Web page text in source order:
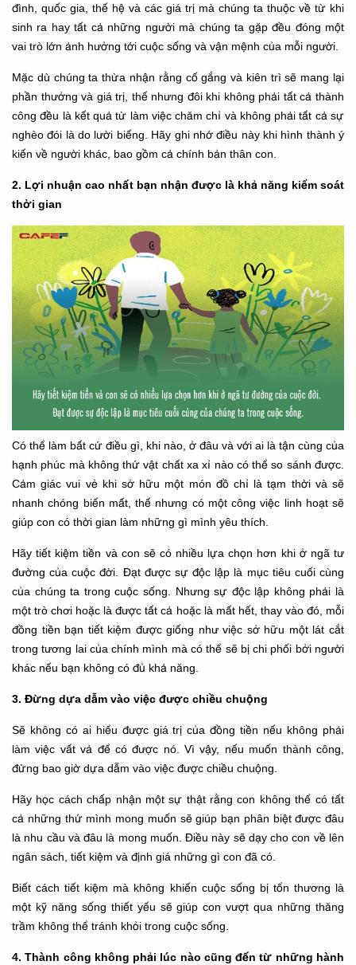
đình, quốc gia, thế hệ và các giá trị mà chúng ta thuộc về từ khi
sinh ra hay tất cả những người mà chúng ta gặp đều đóng một
vai trò lớn ảnh hưởng tới cuộc sống và vận mệnh của mỗi người.
Mặc dù chúng ta thừa nhận rằng cố gắng và kiên trì sẽ mang lại
phần thưởng và giá trị, thế nhưng đôi khi không phải tất cả thành
công đều là kết quả từ làm việc chăm chỉ và không phải tất cả sự
nghèo đói là do lười biếng. Hãy ghi nhớ điều này khi hình thành ý
kiến ​​về người khác, bao gồm cả chính bản thân con.
2. Lợi nhuận cao nhất bạn nhận được là khả năng kiểm soát
thời gian
Có thể làm bất cứ điều gì, khi nào, ở đâu và với ai là tận cùng của
hạnh phúc mà không thứ vật chất xa xỉ nào có thể so sánh được.
Cảm giác vui vẻ khi sở hữu một món đồ chỉ là tạm thời và sẽ
nhanh chóng biến mất, thế nhưng có một công việc linh hoạt sẽ
giúp con có thời gian làm những gì mình yêu thích.
Hãy tiết kiệm tiền và con sẽ có nhiều lựa chọn hơn khi ở ngã tư
đường của cuộc đời. Đạt được sự độc lập là mục tiêu cuối cùng
của chúng ta trong cuộc sống. Nhưng sự độc lập không phải là
một trò chơi hoặc là được tất cả hoặc là mất hết, thay vào đó, mỗi
đồng tiền bạn tiết kiệm được giống như việc sở hữu một lát cắt
trong tương lai của chính mình mà có thể sẽ bị chi phối bởi người
khác nếu bạn không có đủ khả năng.
3. Đừng dựa dẫm vào việc được chiều chuộng
Sẽ không có ai hiểu được giá trị của đồng tiền nếu không phải
làm việc vất vả để có được nó. Vì vậy, nếu muốn thành công,
đừng bao giờ dựa dẫm vào việc được chiều chuộng.
Hãy học cách chấp nhận một sự thật rằng con không thể có tất
cả những thứ mình mong muốn sẽ giúp bạn phân biệt được đâu
là nhu cầu và đâu là mong muốn. Điều này sẽ dạy cho con về lên
ngân sách, tiết kiệm và định giá những gì con đã có.
Biết cách tiết kiệm mà không khiến cuộc sống bị tổn thương là
một kỹ năng sống thiết yếu sẽ giúp con vượt qua những thăng
trầm không thể tránh khỏi trong cuộc sống.
4. Thành công không phải lúc nào cũng đến từ những hành